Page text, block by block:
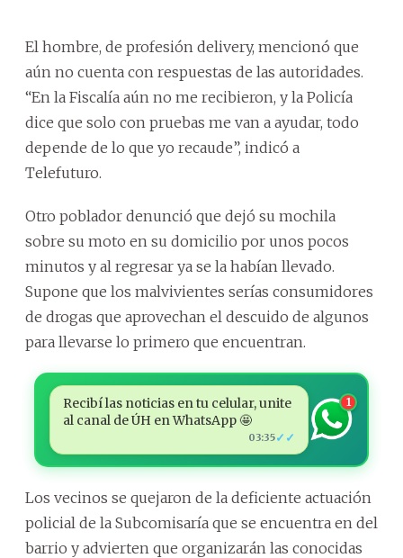
El hombre, de profesión delivery, mencionó que
aún no cuenta con respuestas de las autoridades.
“En la Fiscalía aún no me recibieron, y la Policía
dice que solo con pruebas me van a ayudar, todo
depende de lo que yo recaude”, indicó a
Telefuturo.
Otro poblador denunció que dejó su mochila
sobre su moto en su domicilio por unos pocos
minutos y al regresar ya se la habían llevado.
Supone que los malvivientes serías consumidores
de drogas que aprovechan el descuido de algunos
para llevarse lo primero que encuentran.
Recibí las noticias en tu celular, unite
al canal de ÚH en WhatsApp 🤩
03:35✓✓
1
Los vecinos se quejaron de la deficiente actuación
policial de la Subcomisaría que se encuentra en del
barrio y advierten que organizarán las conocidas